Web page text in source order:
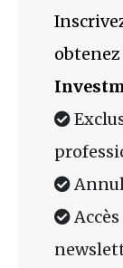
obtenez